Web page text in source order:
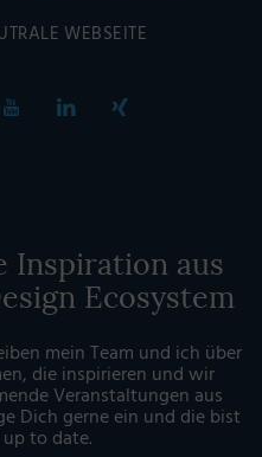
WEBSEITE
Inspiration aus
Ecosystem
mein Team und ich über
die inspirieren und wir
Veranstaltungen aus
Dich gerne ein und die bist
to date.